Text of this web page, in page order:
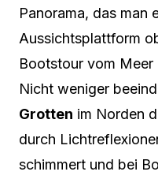
Panorama, das man
Aussichtsplattform
Bootstour vom Meer
Nicht weniger
Grotten im Norden
durch
schimmert und bei